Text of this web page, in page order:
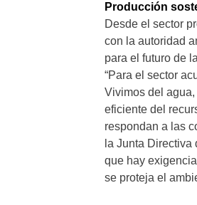
Producción
Desde el sector
con la autoridad
para el futuro de
“Para el sector
Vivimos del
eficiente del
respondan a las
la Junta
que hay
se proteja el